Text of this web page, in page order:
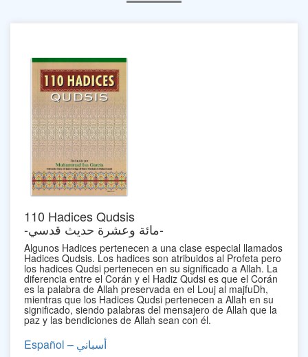
110 Hadices Qudsis
-مائة وعشرة حديث قدسي-
Algunos Hadices pertenecen a una clase especial llamados
Hadices Qudsis. Los hadices son atribuidos al Profeta pero
los hadices Qudsi pertenecen en su significado a Allah. La
diferencia entre el Corán y el Hadiz Qudsi es que el Corán
es la palabra de Allah preservada en el Louj al majfuDh,
mientras que los Hadices Qudsi pertenecen a Allah en su
significado, siendo palabras del mensajero de Allah que la
paz y las bendiciones de Allah sean con él.
Español – أسباني